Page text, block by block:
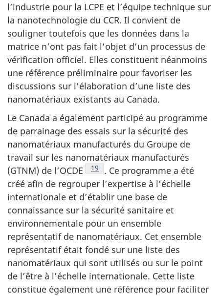
l’industrie pour la LCPE et l’équipe technique sur
la nanotechnologie du CCR. Il convient de
souligner toutefois que les données dans la
matrice n’ont pas fait l’objet d’un processus de
vérification officiel. Elles constituent néanmoins
une référence préliminaire pour favoriser les
discussions sur l’élaboration d’une liste des
nanomatériaux existants au Canada.
Le Canada a également participé au programme
de parrainage des essais sur la sécurité des
nanomatériaux manufacturés du Groupe de
travail sur les nanomatériaux manufacturés
(GTNM) de l’OCDE
Note de bas de page
19
. Ce programme a été
créé afin de regrouper l’expertise à l’échelle
internationale et d’établir une base de
connaissance sur la sécurité sanitaire et
environnementale pour un ensemble
représentatif de nanomatériaux. Cet ensemble
représentatif était fondé sur une liste des
nanomatériaux qui sont utilisés ou sur le point
de l’être à l’échelle internationale. Cette liste
constitue également une référence pour faciliter